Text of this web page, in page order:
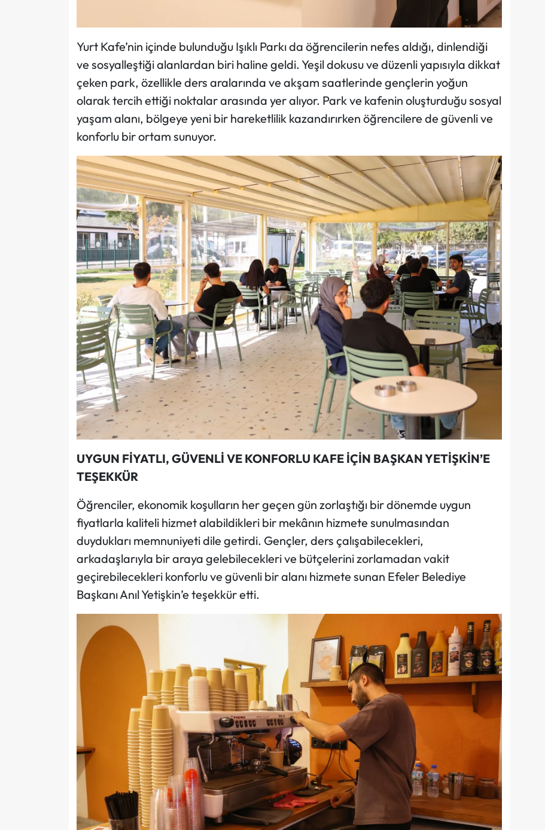
Yurt Kafe’nin içinde bulunduğu Işıklı Parkı da öğrencilerin nefes aldığı, dinlendiği
ve sosyalleştiği alanlardan biri haline geldi. Yeşil dokusu ve düzenli yapısıyla dikkat
çeken park, özellikle ders aralarında ve akşam saatlerinde gençlerin yoğun
olarak tercih ettiği noktalar arasında yer alıyor. Park ve kafenin oluşturduğu sosyal
yaşam alanı, bölgeye yeni bir hareketlilik kazandırırken öğrencilere de güvenli ve
konforlu bir ortam sunuyor.
UYGUN FİYATLI, GÜVENLİ VE KONFORLU KAFE İÇİN BAŞKAN YETİŞKİN’E
TEŞEKKÜR
Öğrenciler, ekonomik koşulların her geçen gün zorlaştığı bir dönemde uygun
fiyatlarla kaliteli hizmet alabildikleri bir mekânın hizmete sunulmasından
duydukları memnuniyeti dile getirdi. Gençler, ders çalışabilecekleri,
arkadaşlarıyla bir araya gelebilecekleri ve bütçelerini zorlamadan vakit
geçirebilecekleri konforlu ve güvenli bir alanı hizmete sunan Efeler Belediye
Başkanı Anıl Yetişkin’e teşekkür etti.